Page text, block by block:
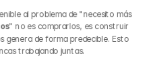
La solución sostenible al problema de "necesito más
" no es comprarlos, es construir
genera de forma predecible. Esto
trabajando juntas.